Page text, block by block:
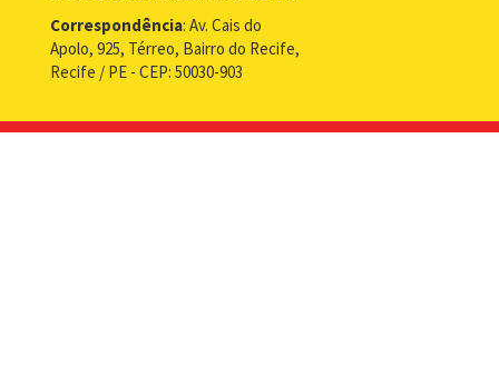
Correspondência: Av. Cais do
Apolo, 925, Térreo, Bairro do Recife,
Recife / PE - CEP: 50030-903